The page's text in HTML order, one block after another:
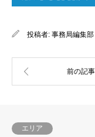
投稿者: 事務局編集部
エリア